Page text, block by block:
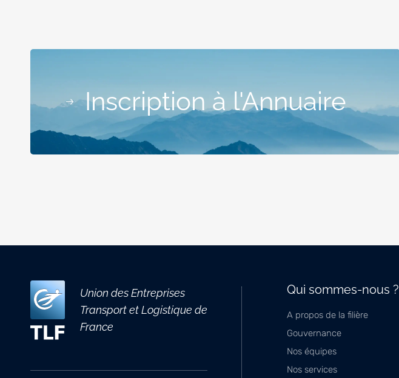
Inscription à l'Annuaire
Union des Entreprises
Transport et Logistique de
France
Qui sommes-nous ?
A propos de la filière
Gouvernance
Nos équipes
Nos services